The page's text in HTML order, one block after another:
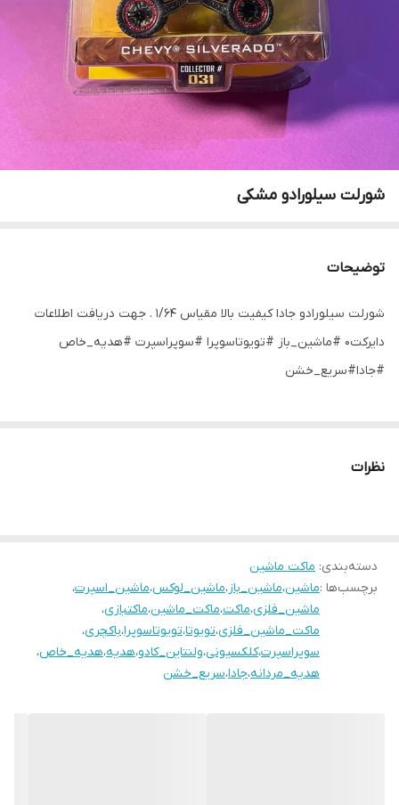
شورلت سیلورادو مشکی
توضیحات
شورلت سیلورادو جادا کیفیت بالا مقیاس ۱/۶۴ . جهت دریافت اطلاعات
دایرکت۰ #ماشین_باز #تویوتاسوپرا #سوپراسپرت #هدیه_خاص
#جادا#سریع_خشن
نظرات
دسته‌بندی: ماکت ماشین
برچسب‌ها :ماشین،ماشین_باز،ماشین_لوکس،ماشین_اسپرت،
ماشین_فلزی،ماکت،ماکت_ماشین،ماکتبازی،
ماکت_ماشین_فلزی،تویوتا،تویوتاسوپرا،باکچری،
سوپراسپرت،کلکسیونی،ولنتاین_کادو،هدیه،هدیه_خاص،
هدیه_مردانه،جادا،سریع_خشن